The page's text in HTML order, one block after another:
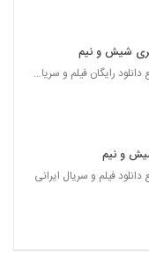
شیش و نیم
بروزترین مرجع دانلود رایگان فیلم و سریال ایرانی
و نیم
فیلم و سریال ایرانی